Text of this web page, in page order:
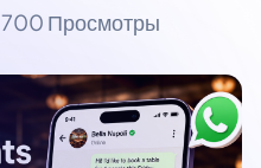
700 Просмотры